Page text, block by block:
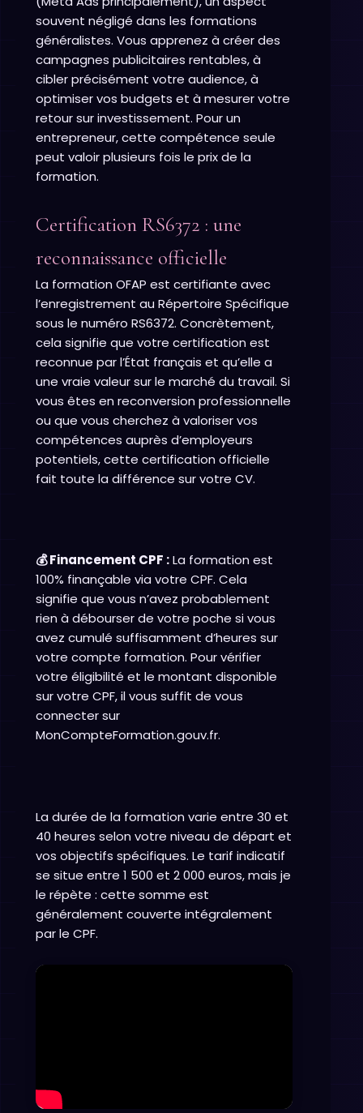
souvent négligé dans les formations
généralistes. Vous apprenez à créer des
campagnes publicitaires rentables, à
cibler précisément votre audience, à
optimiser vos budgets et à mesurer votre
retour sur investissement. Pour un
entrepreneur, cette compétence seule
peut valoir plusieurs fois le prix de la
formation.
Certification RS6372 : une
reconnaissance officielle
La formation OFAP est certifiante avec
l’enregistrement au Répertoire Spécifique
sous le numéro RS6372. Concrètement,
cela signifie que votre certification est
reconnue par l’État français et qu’elle a
une vraie valeur sur le marché du travail. Si
vous êtes en reconversion professionnelle
ou que vous cherchez à valoriser vos
compétences auprès d’employeurs
potentiels, cette certification officielle
fait toute la différence sur votre CV.
💰 Financement CPF :La formation est
100% finançable via votre CPF. Cela
signifie que vous n’avez probablement
rien à débourser de votre poche si vous
avez cumulé suffisamment d’heures sur
votre compte formation. Pour vérifier
votre éligibilité et le montant disponible
sur votre CPF, il vous suffit de vous
connecter sur
MonCompteFormation.gouv.fr.
La durée de la formation varie entre 30 et
40 heures selon votre niveau de départ et
vos objectifs spécifiques. Le tarif indicatif
se situe entre 1 500 et 2 000 euros, mais je
le répète : cette somme est
généralement couverte intégralement
par le CPF.